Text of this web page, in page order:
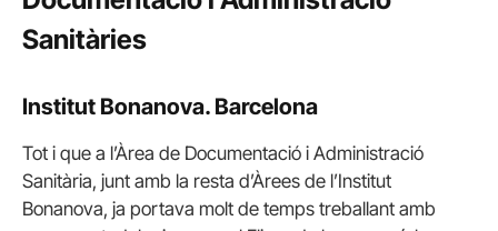
Sanitàries
Institut Bonanova. Barcelona
Tot i que a l’Àrea de Documentació i Administració
Sanitària, junt amb la resta d’Àrees de l’Institut
Bonanova, ja portava molt de temps treballant amb